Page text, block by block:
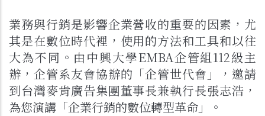
業務與行銷是影響企業營收的重要的因素，尤
其是在數位時代裡，使用的方法和工具和以往
大為不同。由中興大學EMBA企管組112級主
辦，企管系友會協辦的「企管世代會」，邀請
到台灣麥肯廣告集團董事長兼執行長張志浩，
為您演講「企業行銷的數位轉型革命」。